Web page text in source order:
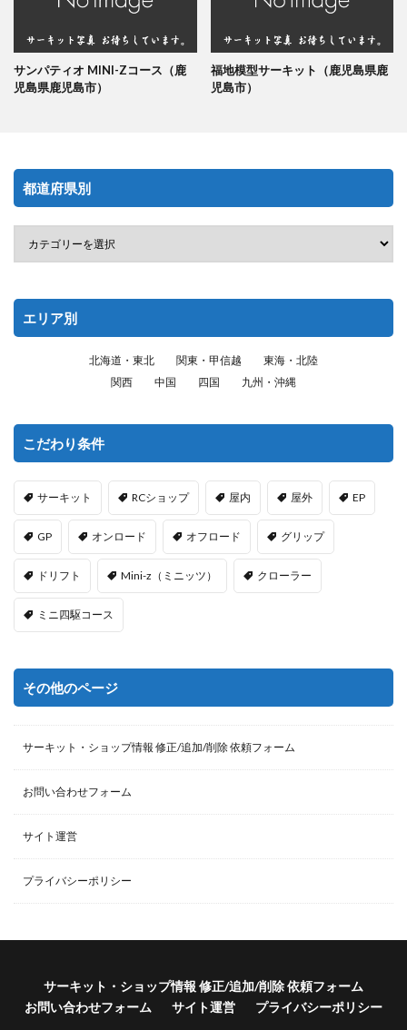
サンパティオ MINI-Zコース（鹿
児島県鹿児島市）
福地模型サーキット（鹿児島県鹿
児島市）
都道府県別
エリア別
北海道・東北 関東・甲信越
東海・北陸
関西
中国 四国 九州・沖縄
こだわり条件
サーキット RCショップ 屋内 屋外 EP
GP オンロード オフロード グリップ
ドリフト Mini-z（ミニッツ） クローラー
ミニ四駆コース
その他のページ
サーキット・ショップ情報 修正/追加/削除 依頼フォーム
お問い合わせフォーム
サイト運営
プライバシーポリシー
サーキット・ショップ情報 修正/追加/削除 依頼フォーム
お問い合わせフォーム
サイト運営 プライバシーポリシー